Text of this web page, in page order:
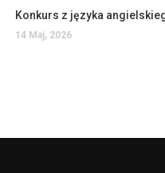
14 Maj, 2026